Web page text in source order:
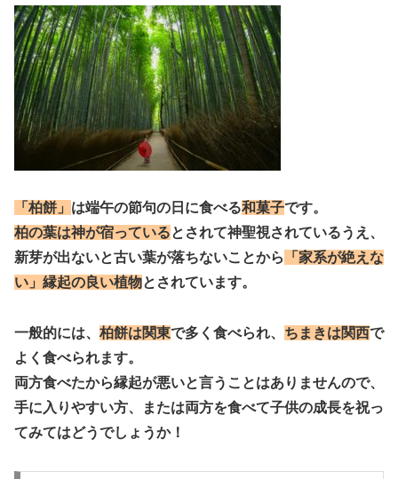
「柏餅」 は端午の節句の日に食べる和菓子です。
柏の葉は神が宿っているとされて神聖視されているうえ、
新芽が出ないと古い葉が落ちないことから
「家系が絶えな
い」縁起の良い植物とされています。
一般的には、 柏餅は関東で多く食べられ、 ちまきは関西で
よく食べられます。
両方食べたから縁起が悪いと言うことはありませんので、
手に入りやすい方、または両方を食べて子供の成長を祝っ
てみてはどうでしょうか！